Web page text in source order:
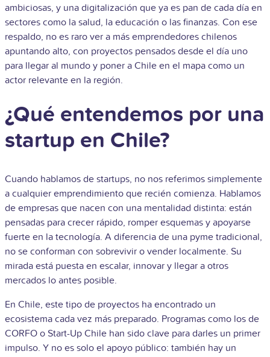
ambiciosas, y una digitalización que ya es pan de cada día en
sectores como la salud, la educación o las finanzas. Con ese
respaldo, no es raro ver a más emprendedores chilenos
apuntando alto, con proyectos pensados desde el día uno
para llegar al mundo y poner a Chile en el mapa como un
actor relevante en la región.
¿Qué entendemos por una
startup en Chile?
Cuando hablamos de startups, no nos referimos simplemente
a cualquier emprendimiento que recién comienza. Hablamos
de empresas que nacen con una mentalidad distinta: están
pensadas para crecer rápido, romper esquemas y apoyarse
fuerte en la tecnología. A diferencia de una pyme tradicional,
no se conforman con sobrevivir o vender localmente. Su
mirada está puesta en escalar, innovar y llegar a otros
mercados lo antes posible.
En Chile, este tipo de proyectos ha encontrado un
ecosistema cada vez más preparado. Programas como los de
CORFO o Start-Up Chile han sido clave para darles un primer
impulso. Y no es solo el apoyo público: también hay un